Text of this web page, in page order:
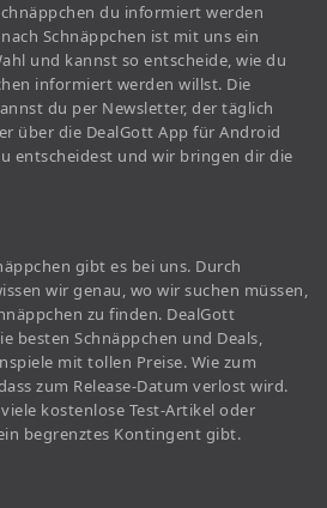
du informiert werden
Schnäppchen ist mit uns ein
und kannst so entscheide, wie du
informiert werden willst. Die
du per Newsletter, der täglich
über die DealGott App für Android
entscheidest und wir bringen dir die
gibt es bei uns. Durch
wir genau, wo wir suchen müssen,
zu finden. DealGott
besten Schnäppchen und Deals,
mit tollen Preise. Wie zum
zum Release-Datum verlost wird.
kostenlose Test-Artikel oder
begrenztes Kontingent gibt.